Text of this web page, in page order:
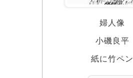
婦人像
小磯良平
紙に竹ペン